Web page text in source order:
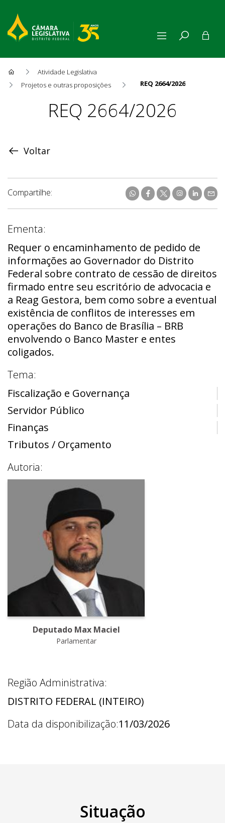
Atividade Legislativa
Projetos e outras proposições
REQ 2664/2026
ProposiçãoREQ 2664/2026
Voltar
Compartilhe:
Ementa:
Requer o encaminhamento de pedido de
informações ao Governador do Distrito
Federal sobre contrato de cessão de direitos
firmado entre seu escritório de advocacia e
a Reag Gestora, bem como sobre a eventual
existência de conflitos de interesses em
operações do Banco de Brasília – BRB
envolvendo o Banco Master e entes
coligados.
Tema:
Fiscalização e Governança
Servidor Público
Finanças
Tributos / Orçamento
Autoria:
Deputado Max Maciel
Parlamentar
Região Administrativa:
DISTRITO FEDERAL (INTEIRO)
Data da disponibilização:11/03/2026
Situação